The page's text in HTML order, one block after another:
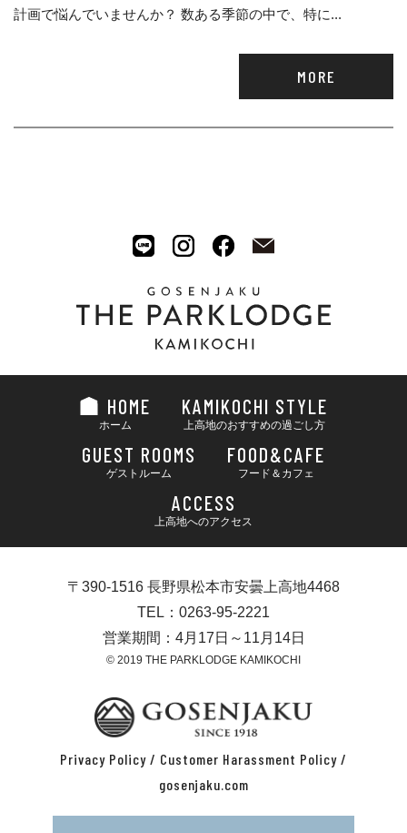
計画で悩んでいませんか？ 数ある季節の中で、特に...
MORE
HOME
ホーム
KAMIKOCHI STYLE
上高地のおすすめの過ごし方
GUEST ROOMS
ゲストルーム
FOOD&CAFE
フード＆カフェ
ACCESS
上高地へのアクセス
〒390-1516 長野県松本市安曇上高地4468
TEL：0263-95-2221
営業期間：4月17日～11月14日
© 2019 THE PARKLODGE KAMIKOCHI
Privacy Policy / Customer Harassment Policy /
gosenjaku.com